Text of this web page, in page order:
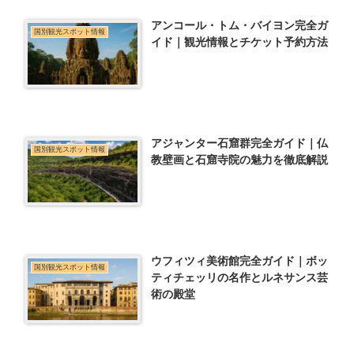
国別観光スポット情報
アンコール・トム・バイヨン完全ガ
イド｜観光情報とチケット予約方法
国別観光スポット情報
アジャンター石窟群完全ガイド｜仏
教壁画と石窟寺院の魅力を徹底解説
国別観光スポット情報
ウフィツィ美術館完全ガイド｜ボッ
ティチェッリの名作とルネサンス芸
術の殿堂